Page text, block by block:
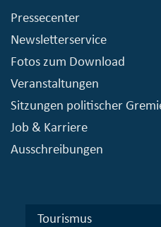
Pressecenter
Newsletterservice
Fotos zum Download
Veranstaltungen
Sitzungen politischer
Job & Karriere
Ausschreibungen
Tourismus